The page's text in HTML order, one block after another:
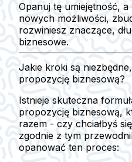
Opanuj tę umiejętność,
nowych możliwości,
rozwiniesz znaczące,
biznesowe.
Jakie kroki są
propozycję biznesową?
Istnieje skuteczna
propozycję biznesową,
razem - czy chciałbyś
zgodnie z tym
opanować ten proces: